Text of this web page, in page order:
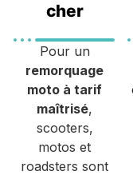
cher
Pour un
remorquage
moto à tarif
maîtrisé,
scooters,
motos et
roadsters sont